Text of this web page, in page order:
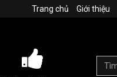
Trang chủ Giới thiệu